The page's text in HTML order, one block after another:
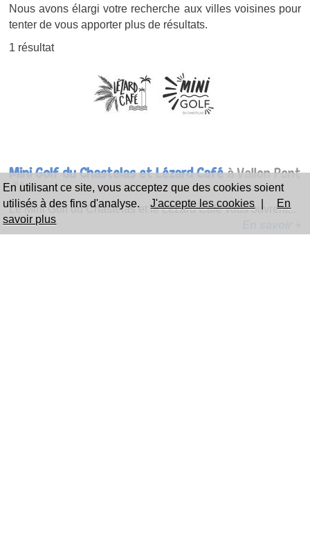
En utilisant ce site, vous acceptez que des cookies soient
utilisés à des fins d'analyse.
J'accepte les cookies
En
savoir plus
Nous avons élargi votre recherche aux villes voisines pour
tenter de vous apporter plus de résultats.
1 résultat
Mini Golf du Chastelas et Lézard Caféà Vallon Pont
d'Arc
Le Mini Golf du Chastelas et le Lézard Café vous ouvrent...